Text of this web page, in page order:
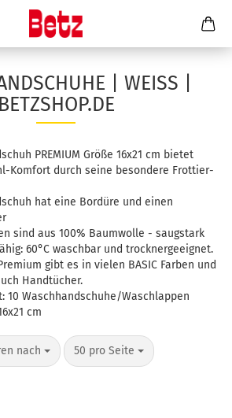
| WEISS | B
ETZSHOP.DE
PREMIUM Größe 16x21 cm bietet
Komfort durch seine besondere Frottier-
hat eine Bordüre und einen
sind aus 100% Baumwolle - saugstark
60°C waschbar und trocknergeeignet.
gibt es in vielen BASIC Farben und
Handtücher.
10 Waschhandschuhe/Waschlappen
cm
nach 50 pro Seite